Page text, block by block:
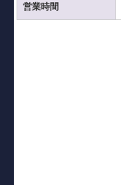
営業時間